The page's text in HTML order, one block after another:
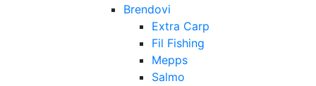
Brendovi
Extra Carp
Fil Fishing
Mepps
Salmo